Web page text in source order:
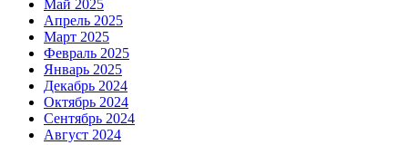
Май 2025
Апрель 2025
Март 2025
Февраль 2025
Январь 2025
Декабрь 2024
Октябрь 2024
Сентябрь 2024
Август 2024